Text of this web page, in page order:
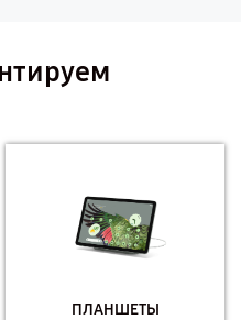
ПЛАНШЕТЫ